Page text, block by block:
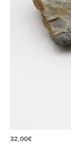
32,00€